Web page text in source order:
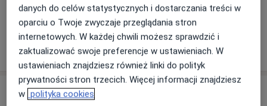
Laryngolog Dziecięcy Gniezno
Laryngolog Dziecięcy Grudziądz
danych do celów statystycznych i dostarczania treści w
oparciu o Twoje zwyczaje przeglądania stron
internetowych. W każdej chwili możesz sprawdzić i
zaktualizować swoje preferencje w ustawieniach. W
ustawieniach znajdziesz również linki do polityk
prywatności stron trzecich. Więcej informacji znajdziesz
w polityka cookies